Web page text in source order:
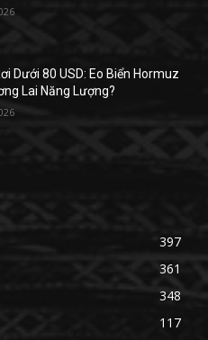
Dưới 80 USD: Eo Biển Hormuz
Lai Năng Lượng?
397
361
348
117